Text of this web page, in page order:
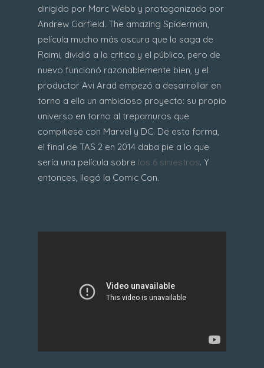
dirigido por Marc Webb y protagonizado por
Andrew Garfield. The amazing Spiderman,
película mucho más oscura que la saga de
Raimi, dividió a la crítica y el público, pero de
nuevo funcionó razonablemente bien, y el
productor Avi Arad empezó a desarrollar en
torno a ella un ambicioso proyecto: su propio
universo en torno al trepamuros que
compitiese con Marvel y DC. De esta forma,
el final de TAS 2 en 2014 daba pie a lo que
sería una película sobre los 6 siniestros. Y
entonces, llegó la Comic Con.